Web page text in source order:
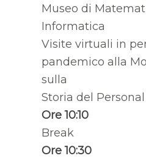
Museo di
Informatica
Visite virtuali in
pandemico alla
sulla
Storia del
Ore 10:10
Break
Ore 10:30